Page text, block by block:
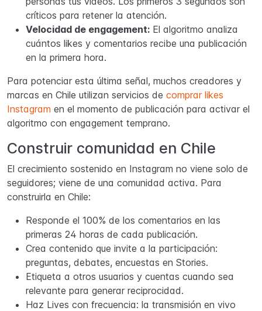
críticos para retener la atención.
Velocidad de engagement: El algoritmo analiza
cuántos likes y comentarios recibe una publicación
en la primera hora.
Para potenciar esta última señal, muchos creadores y
marcas en Chile utilizan servicios de comprar likes
Instagram en el momento de publicación para activar el
algoritmo con engagement temprano.
Construir comunidad en Chile
El crecimiento sostenido en Instagram no viene solo de
seguidores; viene de una comunidad activa. Para
construirla en Chile:
Responde el 100% de los comentarios en las
primeras 24 horas de cada publicación.
Crea contenido que invite a la participación:
preguntas, debates, encuestas en Stories.
Etiqueta a otros usuarios y cuentas cuando sea
relevante para generar reciprocidad.
Haz Lives con frecuencia: la transmisión en vivo